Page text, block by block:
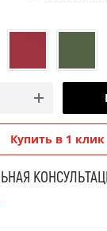
Купить в 1 клик